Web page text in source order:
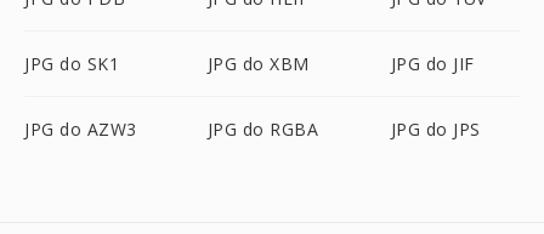
JPG do SK1 JPG do XBM JPG do JIF
JPG do AZW3 JPG do RGBA JPG do JPS